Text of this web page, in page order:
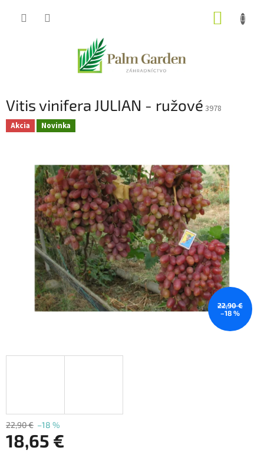
Vitis vinifera JULIAN - ružové 3978
Akcia Novinka
22,90 €
–18 %
22,90 € –18 %
18,65 €